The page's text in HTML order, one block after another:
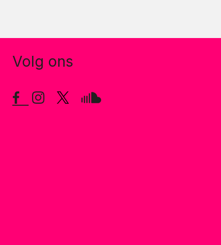
Volg ons